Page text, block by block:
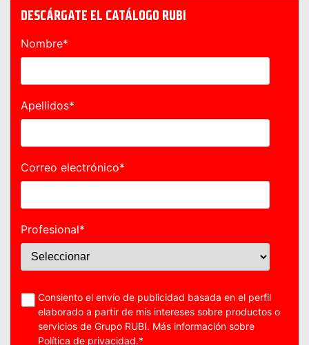
DESCÁRGATE EL CATÁLOGO RUBI
Nombre*
Apellidos*
Correo electrónico*
Profesional*
Consiento el envío de publicidad basada en el perfil
elaborado a partir de mis intereses sobre productos o
servicios de Grupo RUBI. Más información sobre
Política de privacidad.*